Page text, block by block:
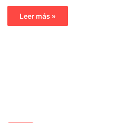
Leer más »